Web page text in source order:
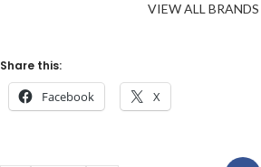
VIEW ALL BRANDS
Share this:
Facebook X